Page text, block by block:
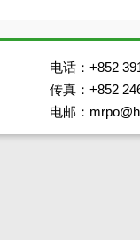
电话：+852
传真：+852
电邮：